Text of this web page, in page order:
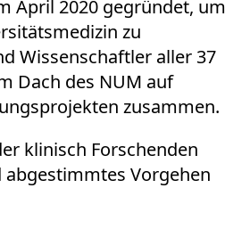
April 2020 gegründet, um
zu
Wissenschaftler aller 37
Dach des NUM auf
zusammen.
klinisch Forschenden
Vorgehen